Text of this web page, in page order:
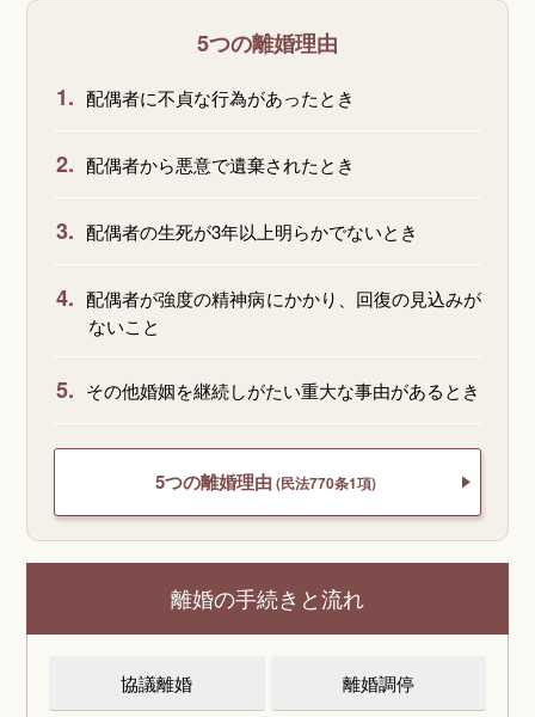
5つの離婚理由
1. 配偶者に不貞な行為があったとき
2. 配偶者から悪意で遺棄されたとき
3. 配偶者の生死が3年以上明らかでないとき
4. 配偶者が強度の精神病にかかり、回復の見込みが
ないこと
5. その他婚姻を継続しがたい重大な事由があるとき
5つの離婚理由 (民法770条1項)
離婚の手続きと流れ
協議離婚 離婚調停